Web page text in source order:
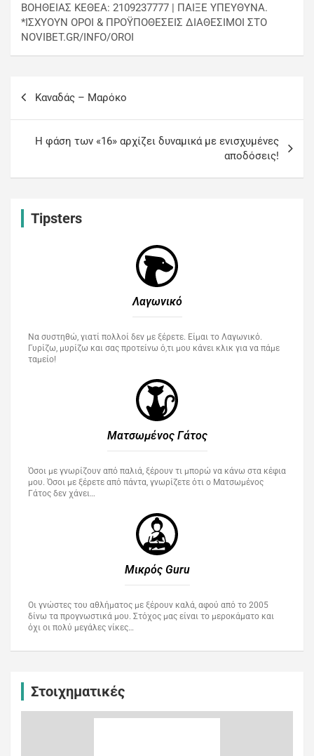
ΒΟΗΘΕΙΑΣ ΚΕΘΕΑ: 2109237777 | ΠΑΙΞΕ ΥΠΕΥΘΥΝΑ.
*ΙΣΧΥΟΥΝ ΟΡΟΙ & ΠΡΟΫΠΟΘΕΣΕΙΣ ΔΙΑΘΕΣΙΜΟΙ ΣΤΟ
NOVIBET.GR/INFO/OROI
Kαναδάς – Μαρόκο
Η φάση των «16» αρχίζει δυναμικά με ενισχυμένες
αποδόσεις!
Tipsters
Λαγωνικό
Να συστηθώ, γιατί πολλοί δεν με ξέρετε. Είμαι το Λαγωνικό.
Γυρίζω, μυρίζω και σας προτείνω ό,τι μου κάνει κλικ για να πάμε
ταμείο!
Ματσωμένος Γάτος​
Όσοι με γνωρίζουν από παλιά, ξέρουν τι μπορώ να κάνω στα κέφια
μου. Όσοι με ξέρετε από πάντα, γνωρίζετε ότι ο Ματσωμένος
Γάτος δεν χάνει…
Μικρός Guru​
Οι γνώστες του αθλήματος με ξέρουν καλά, αφού από το 2005
δίνω τα προγνωστικά μου. Στόχος μας είναι το μεροκάματο και
όχι οι πολύ μεγάλες νίκες…
Στοιχηματικές